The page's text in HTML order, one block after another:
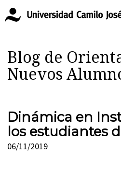
Blog de
Nuevos
Dinámica en
los estudiantes
06/11/2019